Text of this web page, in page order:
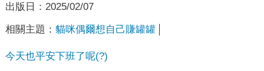
出版日： 2025/02/07
相關主題： 貓咪偶爾想自己賺罐罐
今天也平安下班了呢(?)